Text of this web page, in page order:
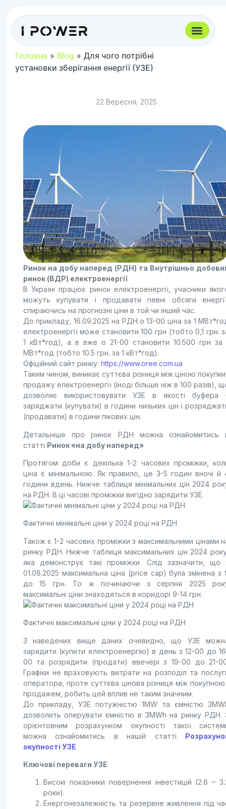
Головна » Blog » Для чого потрібні
установки зберігання енергії (УЗЕ)
22 Вересня, 2025
Ринок на добу наперед (РДН) та Внутрішньо
ринок (ВДР) електроенергії
В Україні працює ринок електроенергії, учасники
можуть купувати і продавати певні обсяги
спираючись на прогнозні ціни в той чи інший час.
До прикладу, 16.09.2025 на РДН о 13-00 ціна за 1
електроенергії може становити 100 грн (тобто 0,1 грн.
1 кВт*год), а в вже о 21-00 становити 10.500 грн за
МВт*год (тобто 10.5 грн. за 1 кВт*год).
Офіційний сайт ринку: https://www.oree.com.ua
Таким чином, виникає суттєва різниця між ціною покупки
продажу електроенергії (іноді більше ніж в 100 разів),
дозволяє використовувати УЗЕ в якості буфера
заряджати (купувати) в години низьких цін і
(продавати) в години пікових цін.
Детальніше про ринок РДН можна ознайомитись
статті Ринок «на добу наперед»
Протягом доби є декілька 1-2 часових проміжки,
ціна є мінімальною. Як правило, це 3-5 годин вночі й
години вдень. Нижче таблиця мінімальних цін 2024
на РДН. В ці часові проміжки вигідно зарядити УЗЕ.
Фактичні мінімальні ціни у 2024 році на РДН
Також є 1-2 часових проміжки з максимальними цінами
ринку РДН. Нижче таблиця максимальних цін 2024
яка демонструє такі проміжки. Слід зазначити, що
01.08.2025 максимальна ціна (price cap) була змінена з
до 15 грн. То ж починаючи з серпня 2025
максимальні ціни знаходяться в коридорі 9-14 грн.
Фактичні максимальні ціни у 2024 році на РДН
З наведених вище даних очевидно, що УЗЕ
зарядити (купити електроенергію) в день з 12-00 до
00 та розрядити (продати) ввечері з 19-00 до 21-
Графіки не враховують витрати на розподіл та
оператора, проте суттєва цінова різниця між покупною
продажем, робить цей вплив не таким значним.
До прикладу, УЗЕ потужністю 1MW та ємністю
дозволить оперувати ємністю в 3MWh на ринку РДН.
орієнтовним розрахунком окупності такої
можна ознайомитись в нашій статті
окупності УЗЕ
Ключові переваги УЗЕ
Високі показники повернення інвестицій (2.6 –
роки).
Енергонезалежність та резервне живлення під